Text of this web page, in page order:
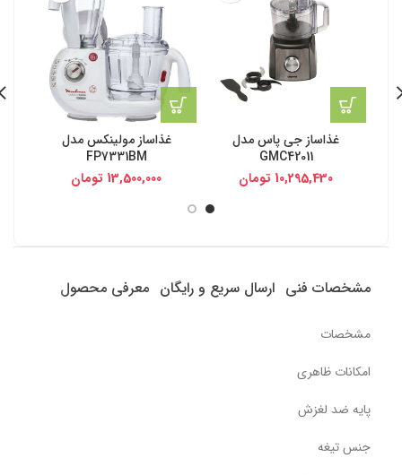
غذاساز جی پاس مدل
GMC42011
10,295,430 تومان
غذاساز مولینکس مدل
FP7331BM
13,500,000 تومان
مشخصات فنی ارسال سریع و رایگان معرفی محصول
مشخصات
امکانات ظاهری
پایه ضد لغزش
جنس تیغه